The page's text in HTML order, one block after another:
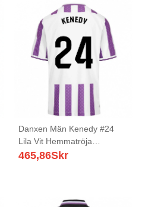
Danxen Män Kenedy #24
Lila Vit Hemmatröja
Matchtröjor 2025/26 Tröjor
465,86Skr